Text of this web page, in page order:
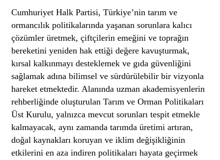
Cumhuriyet Halk Partisi, Türkiye’nin tarım ve
ormancılık politikalarında yaşanan sorunlara kalıcı
çözümler üretmek, çiftçilerin emeğini ve toprağın
bereketini yeniden hak ettiği değere kavuşturmak,
kırsal kalkınmayı desteklemek ve gıda güvenliğini
sağlamak adına bilimsel ve sürdürülebilir bir vizyonla
hareket etmektedir. Alanında uzman akademisyenlerin
rehberliğinde oluşturulan Tarım ve Orman Politikaları
Üst Kurulu, yalnızca mevcut sorunları tespit etmekle
kalmayacak, aynı zamanda tarımda üretimi artıran,
doğal kaynakları koruyan ve iklim değişikliğinin
etkilerini en aza indiren politikaları hayata geçirmek